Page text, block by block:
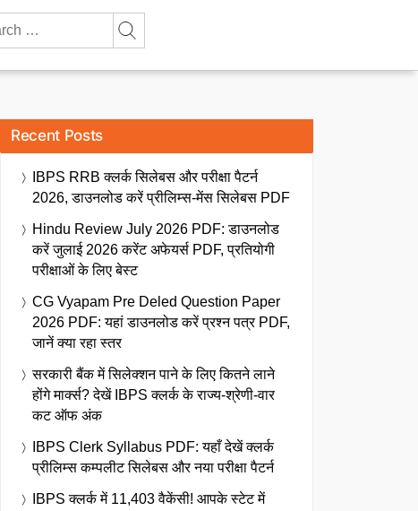
Recent Posts
IBPS RRB क्लर्क सिलेबस और परीक्षा पैटर्न
2026, डाउनलोड करें प्रीलिम्स-मेंस सिलेबस PDF
Hindu Review July 2026 PDF: डाउनलोड
करें जुलाई 2026 करेंट अफेयर्स PDF, प्रतियोगी
परीक्षाओं के लिए बेस्ट
CG Vyapam Pre Deled Question Paper
2026 PDF: यहां डाउनलोड करें प्रश्न पत्र PDF,
जानें क्या रहा स्तर
सरकारी बैंक में सिलेक्शन पाने के लिए कितने लाने
होंगे मार्क्स? देखें IBPS क्लर्क के राज्य-श्रेणी-वार
कट ऑफ अंक
IBPS Clerk Syllabus PDF: यहाँ देखें क्लर्क
प्रीलिम्स कम्पलीट सिलेबस और नया परीक्षा पैटर्न
IBPS क्लर्क में 11,403 वैकेंसी! आपके स्टेट में